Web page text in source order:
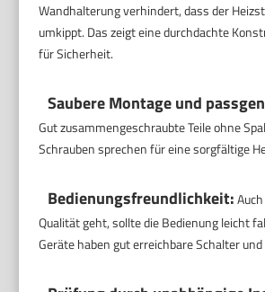
Wandhalterung verhindert, dass der
umkippt. Das zeigt eine durchdachte
für Sicherheit.
Saubere Montage und
Gut zusammengeschraubte Teile ohne
Schrauben sprechen für eine sorgfältige
Bedienungsfreundlichkeit:
Qualität geht, sollte die Bedienung leicht
Geräte haben gut erreichbare Schalter